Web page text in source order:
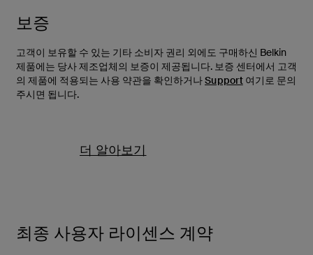
보증
고객이 보유할 수 있는 기타 소비자 권리 외에도 구매하신 Belkin
제품에는 당사 제조업체의 보증이 제공됩니다. 보증 센터에서 고객
의 제품에 적용되는 사용 약관을 확인하거나Support여기로 문의
주시면 됩니다.
더 알아보기
최종 사용자 라이센스 계약